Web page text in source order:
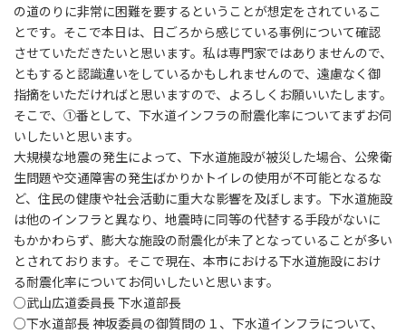
の道のりに非常に困難を要するということが想定をされているこ
とです。そこで本日は、日ごろから感じている事例について確認
させていただきたいと思います。私は専門家ではありませんので、
ともすると認識違いをしているかもしれませんので、遠慮なく御
指摘をいただければと思いますので、よろしくお願いいたします。
そこで、①番として、下水道インフラの耐震化率についてまずお伺
いしたいと思います。
大規模な地震の発生によって、下水道施設が被災した場合、公衆衛
生問題や交通障害の発生ばかりかトイレの使用が不可能となるな
ど、住民の健康や社会活動に重大な影響を及ぼします。下水道施設
は他のインフラと異なり、地震時に同等の代替する手段がないに
もかかわらず、膨大な施設の耐震化が未了となっていることが多い
とされております。そこで現在、本市における下水道施設におけ
る耐震化率についてお伺いしたいと思います。
○武山広道委員長 下水道部長
○下水道部長 神坂委員の御質問の１、下水道インフラについて、